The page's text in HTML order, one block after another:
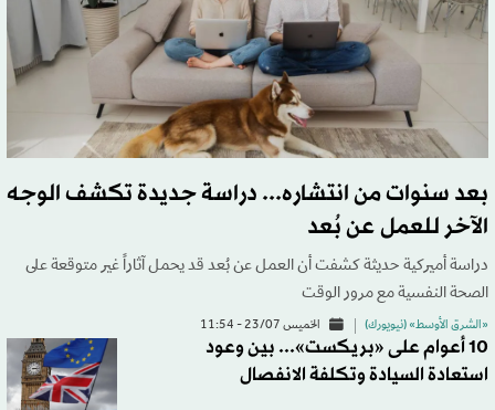
بعد سنوات من انتشاره... دراسة جديدة تكشف الوجه
الآخر للعمل عن بُعد
دراسة أميركية حديثة كشفت أن العمل عن بُعد قد يحمل آثاراً غير متوقعة على
الصحة النفسية مع مرور الوقت
«الشرق الأوسط» (نيويورك) الخميس 23/07 - 11:54
10 أعوام على «بريكست»... بين وعود
استعادة السيادة وتكلفة الانفصال